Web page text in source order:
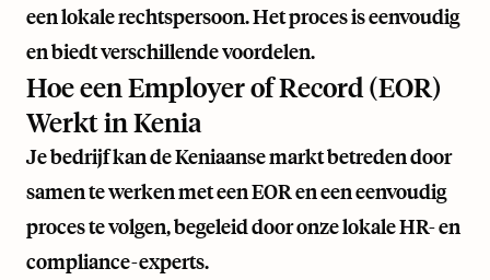
een lokale rechtspersoon. Het proces is eenvoudig
en biedt verschillende voordelen.
Hoe een Employer of Record (EOR)
Werkt in Kenia
Je bedrijf kan de Keniaanse markt betreden door
samen te werken met een EOR en een eenvoudig
proces te volgen, begeleid door onze lokale HR- en
compliance-experts.